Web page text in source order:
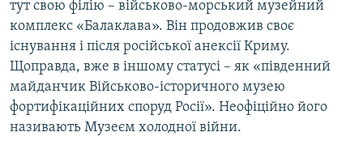
тут свою філію – військово-морський музейний
комплекс «Балаклава». Він продовжив своє
існування і після російської анексії Криму.
Щоправда, вже в іншому статусі – як «південний
майданчик Військово-історичного музею
фортифікаційних споруд Росії». Неофіційно його
називають Музеєм холодної війни.